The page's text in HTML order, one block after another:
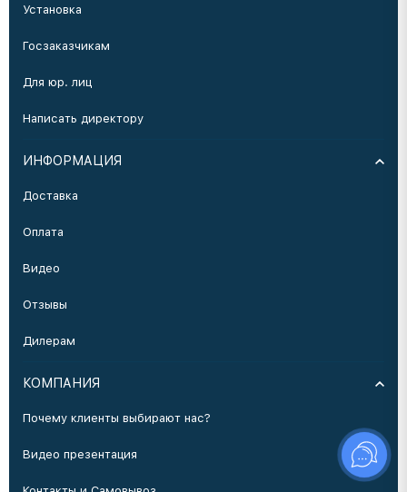
Установка
Госзаказчикам
Для юр. лиц
Написать директору
ИНФОРМАЦИЯ
Доставка
Оплата
Видео
Отзывы
Дилерам
КОМПАНИЯ
Почему клиенты выбирают нас?
Видео презентация